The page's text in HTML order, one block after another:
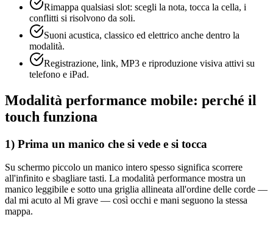
Rimappa qualsiasi slot: scegli la nota, tocca la cella, i
conflitti si risolvono da soli.
Suoni acustica, classico ed elettrico anche dentro la
modalità.
Registrazione, link, MP3 e riproduzione visiva attivi su
telefono e iPad.
Modalità performance mobile: perché il
touch funziona
1) Prima un manico che si vede e si tocca
Su schermo piccolo un manico intero spesso significa scorrere
all'infinito e sbagliare tasti. La modalità performance mostra un
manico leggibile e sotto una griglia allineata all'ordine delle corde —
dal mi acuto al Mi grave — così occhi e mani seguono la stessa
mappa.